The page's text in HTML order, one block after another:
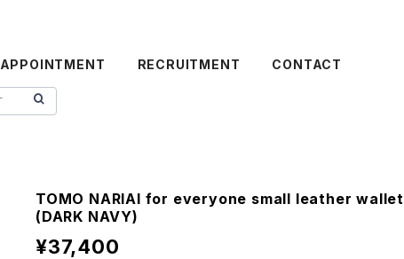
APPOINTMENT RECRUITMENT CONTACT
TOMO NARIAI for everyone small leather wallet
(DARK NAVY)
¥37,400